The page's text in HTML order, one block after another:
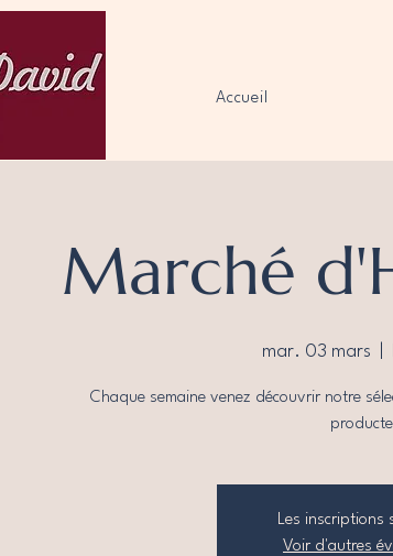
Accueil
Marché
mar. 03 mars
Chaque semaine venez découvrir notre
Les inscriptions
Voir d'autres